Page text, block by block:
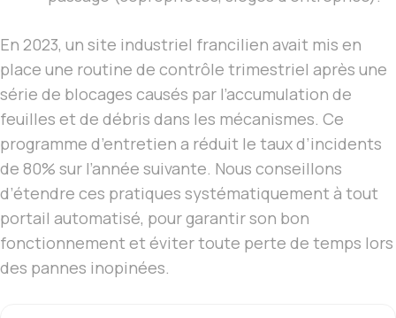
En 2023, un site industriel francilien avait mis en
place une routine de contrôle trimestriel après une
série de blocages causés par l’accumulation de
feuilles et de débris dans les mécanismes. Ce
programme d’entretien a réduit le taux d’incidents
de 80% sur l’année suivante. Nous conseillons
d’étendre ces pratiques systématiquement à tout
portail automatisé, pour garantir son bon
fonctionnement et éviter toute perte de temps lors
des pannes inopinées.